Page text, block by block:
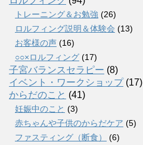
トレーニング＆お勉強 (26)
ロルフィング説明＆体験会 (13)
お客様の声 (16)
○○×ロルフィング (17)
子宮バランスセラピー (8)
イベント・ワークショップ(17)
からだのこと (41)
妊娠中のこと (3)
赤ちゃんや子供のからだケア (5)
ファスティング（断食）
(6)